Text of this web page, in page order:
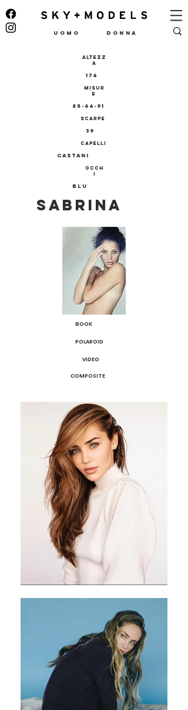
UOMO DONNA
ALTEZZ
A
174
MISUR
E
85-64-91
SCARPE
39
CAPELLI
castani
OCCH
I
blu
SABRINA
BOOK
POLAROID
VIDEO
COMPOSITE